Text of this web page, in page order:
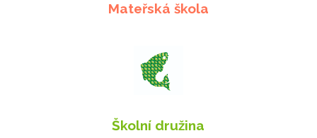
Mateřská škola
Školní družina